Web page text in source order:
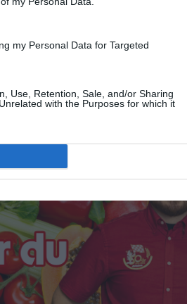
my Personal Data for Targeted
Use, Retention, Sale, and/or Sharing
with the Purposes for which it
som genom sitt arbete lyfter
och ett diplom.